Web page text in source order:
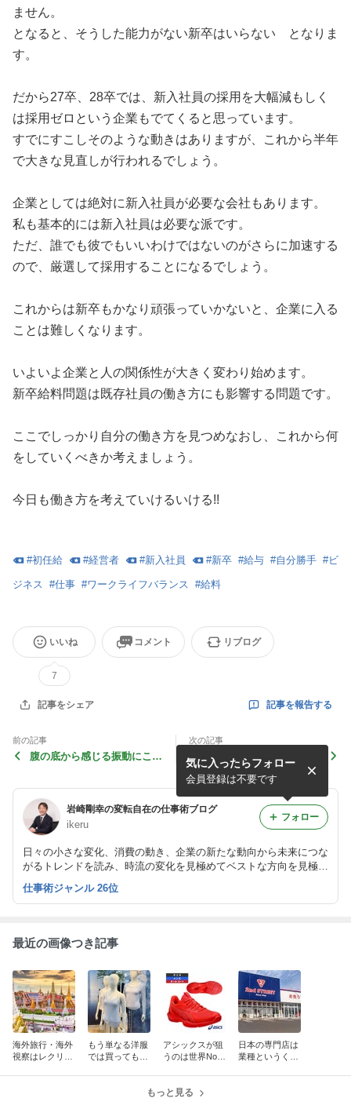
ません。
となると、そうした能力がない新卒はいらない となりま
す。
だから27卒、28卒では、新入社員の採用を大幅減もしく
は採用ゼロという企業もでてくると思っています。
すでにすこしそのような動きはありますが、これから半年
で大きな見直しが行われるでしょう。
企業としては絶対に新入社員が必要な会社もあります。
私も基本的には新入社員は必要な派です。
ただ、誰でも彼でもいいわけではないのがさらに加速する
ので、厳選して採用することになるでしょう。
これからは新卒もかなり頑張っていかないと、企業に入る
ことは難しくなります。
いよいよ企業と人の関係性が大きく変わり始めます。
新卒給料問題は既存社員の働き方にも影響する問題です。
ここでしっかり自分の働き方を見つめなおし、これから何
をしていくべきか考えましょう。
今日も働き方を考えていけるいける!!
#初任給 #経営者 #新入社員 #新卒 #給与 #自分勝手 #ビ
ジネス #仕事 #ワークライフバランス #給料
いいね
7
コメント リブログ
記事をシェア 記事を報告する
前の記事
腹の底から感じる振動にこそ
次の記事
マンション賃料伸び率世界一
の大阪に人気が集中する理由
岩崎剛幸の変転自在の仕事術ブログ
ikeru
日々の小さな変化、消費の動き、企業の新たな動向から未来につな
がるトレンドを読み、時流の変化を見極めてベストな方向を見極め
るためのブログ
気に入ったらフォロー
会員登録は不要です
フォロー
仕事術ジャンル 26位
最近の画像つき記事
海外旅行・海外
視察はレクリエ
もう単なる洋服
では買ってもら
アシックスが狙
うのは世界No.1
日本の専門店は
業種というくく
もっと見る